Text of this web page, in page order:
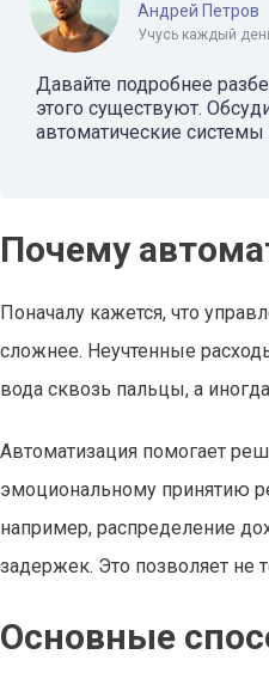
Андрей Петров
Учусь каждый
Давайте подробнее
этого существуют.
автоматические
Почему
Поначалу кажется, что
сложнее. Неучтенные
вода сквозь пальцы, а
Автоматизация помогает
эмоциональному принятию
например, распределение
задержек. Это позволяет не
Основные